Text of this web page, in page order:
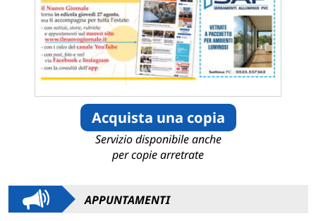
Acquista una copia
Servizio disponibile anche
per copie arretrate
APPUNTAMENTI